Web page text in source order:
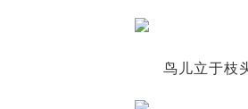
鸟儿立于枝